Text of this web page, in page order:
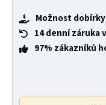
Možnost dobírky
14 denní záruka
97% zákazníků